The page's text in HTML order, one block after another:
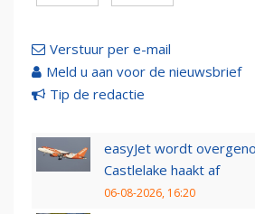
Verstuur per e-mail
Meld u aan voor de nieuwsbrief
Tip de redactie
easyJet wordt
Castlelake haakt af
06-08-2026, 16:20